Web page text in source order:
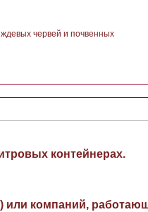
червей и почвенных
контейнерах.
или компаний,